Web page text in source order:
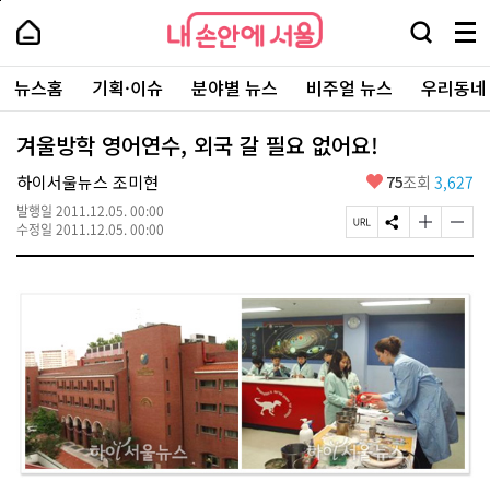
본
로
가
내
손
안
에
서
울
-
서
울
시
대
표
소
내
손
에
울
검
창
열
기
메
뉴
전
체
보
주
요
서
뉴스홈 기획·이슈 분야별 뉴스 비주얼 뉴스 우리동
겨울방학 영어연수, 외국 갈 필요 없어요!
하이서울뉴스 조미현
발행일 2011.12.05. 00:00
수정일 2011.12.05. 00:00
좋
요
75조회 3,627
페
이
R
L
복
사
S
N
유
하
기
글
자
크
게
변
경
하
기
글
자
작
게
하
페
상
단
로